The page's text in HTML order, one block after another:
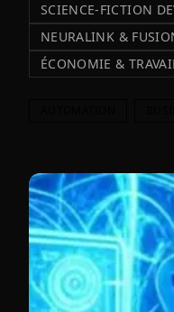
SCIENCE-FICTION
NEURALINK &
ÉCONOMIE &